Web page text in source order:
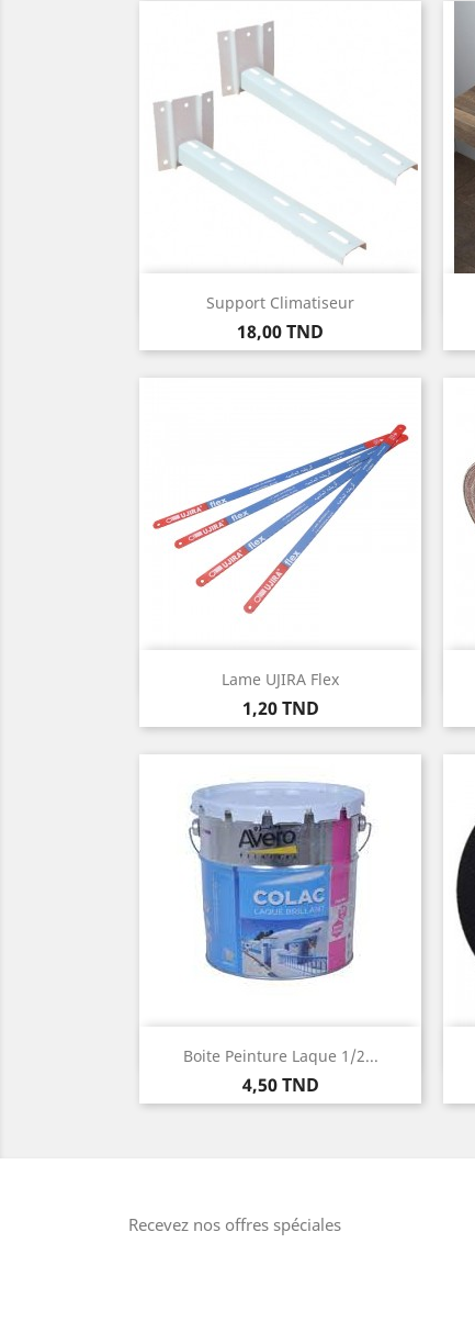
Support Climatiseur
Prix
18,00 TND
Aperçu rapide
Lame UJIRA Flex
Prix
1,20 TND
Aperçu rapide
Boite Peinture Laque 1/2...
Prix
4,50 TND
Aperçu rapide
Recevez nos offres spéciales